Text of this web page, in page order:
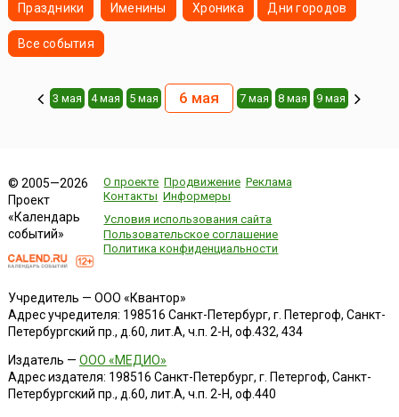
Праздники Именины Хроника Дни городов
Все события
3 мая 4 мая 5 мая 6 мая 7 мая 8 мая 9 мая
© 2005—2026
Проект
«Календарь
событий»
О проекте Продвижение Реклама
Контакты Информеры
Условия использования сайта
Пользовательское соглашение
Политика конфиденциальности
Учредитель — ООО «Квантор»
Адрес учредителя: 198516 Санкт-Петербург, г. Петергоф, Санкт-
Петербургский пр., д.60, лит.А, ч.п. 2-Н, оф.432, 434
Издатель — ООО «МЕДИО»
Адрес издателя: 198516 Санкт-Петербург, г. Петергоф, Санкт-
Петербургский пр., д.60, лит.А, ч.п. 2-Н, оф.440